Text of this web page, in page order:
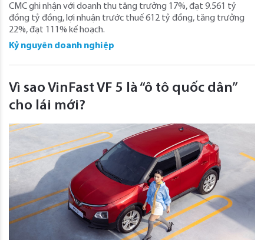
CMC ghi nhận với doanh thu tăng trưởng 17%, đạt 9.561 tỷ
đồng tỷ đồng, lợi nhuận trước thuế 612 tỷ đồng, tăng trưởng
22%, đạt 111% kế hoạch.
Kỷ nguyên doanh nghiệp
Vì sao VinFast VF 5 là “ô tô quốc dân”
cho lái mới?